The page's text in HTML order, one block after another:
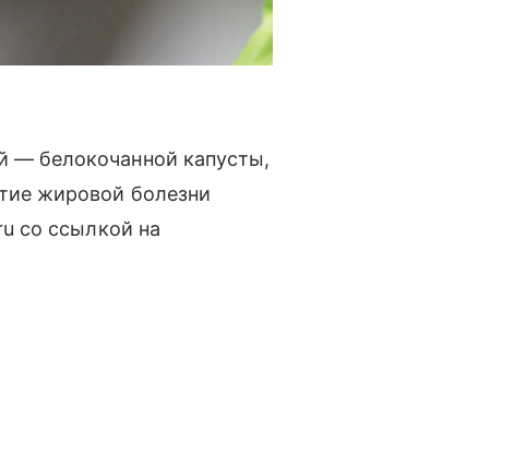
— белокочанной капусты,
жировой болезни
со ссылкой на